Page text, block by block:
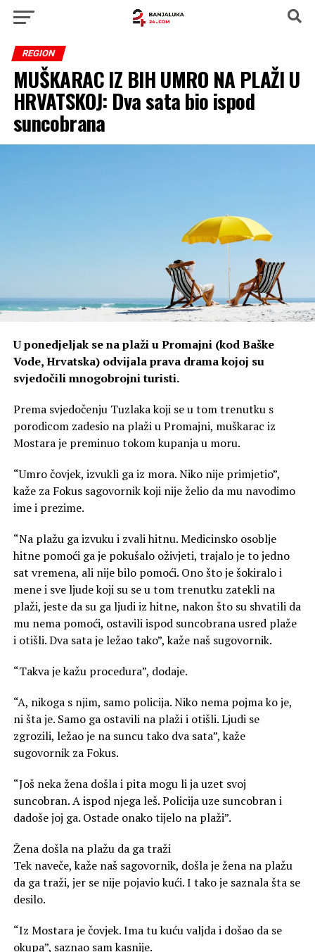
REGION
MUŠKARAC IZ BIH UMRO NA PLAŽI U
HRVATSKOJ: Dva sata bio ispod
suncobrana
U ponedjeljak se na plaži u Promajni (kod Baške
Vode, Hrvatska) odvijala prava drama kojoj su
svjedočili mnogobrojni turisti.
Prema svjedočenju Tuzlaka koji se u tom trenutku s
porodicom zadesio na plaži u Promajni, muškarac iz
Mostara je preminuo tokom kupanja u moru.
“Umro čovjek, izvukli ga iz mora. Niko nije primjetio”,
kaže za Fokus sagovornik koji nije želio da mu navodimo
ime i prezime.
“Na plažu ga izvuku i zvali hitnu. Medicinsko osoblje
hitne pomoći ga je pokušalo oživjeti, trajalo je to jedno
sat vremena, ali nije bilo pomoći. Ono što je šokiralo i
mene i sve ljude koji su se u tom trenutku zatekli na
plaži, jeste da su ga ljudi iz hitne, nakon što su shvatili da
mu nema pomoći, ostavili ispod suncobrana usred plaže
i otišli. Dva sata je ležao tako”, kaže naš sugovornik.
“Takva je kažu procedura”, dodaje.
“A, nikoga s njim, samo policija. Niko nema pojma ko je,
ni šta je. Samo ga ostavili na plaži i otišli. Ljudi se
zgrozili, ležao je na suncu tako dva sata”, kaže
sugovornik za Fokus.
“Još neka žena došla i pita mogu li ja uzet svoj
suncobran. A ispod njega leš. Policija uze suncobran i
dadoše joj ga. Ostade onako tijelo na plaži”.
Žena došla na plažu da ga traži
Tek naveče, kaže naš sagovornik, došla je žena na plažu
da ga traži, jer se nije pojavio kući. I tako je saznala šta se
desilo.
“Iz Mostara je čovjek. Ima tu kuću valjda i došao da se
okupa”, saznao sam kasnije.